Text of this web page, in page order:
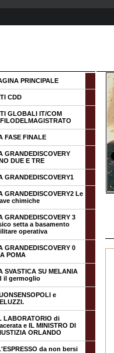
PRINCIPALE
CDD
GLOBALI IT/COM
FASE FINALE
GRANDEDISCOVERY
DUE E TRE
GRANDEDISCOVERY1
GRANDEDISCOVERY2 Le
chimiche
GRANDEDISCOVERY 3
setta a basamento
operativa
GRANDEDISCOVERY 0
POMA
SVASTICA SU MELANIA
il germoglio
e
LABORATORIO di
e IL MINISTRO DI
ORLANDO
da non bersi